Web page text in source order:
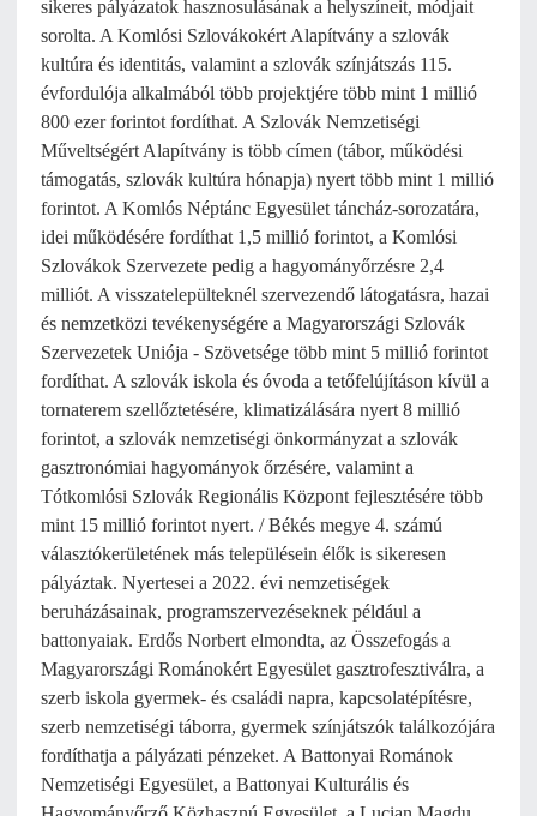
sikeres pályázatok hasznosulásának a helyszíneit, módjait
sorolta. A Komlósi Szlovákokért Alapítvány a szlovák
kultúra és identitás, valamint a szlovák színjátszás 115.
évfordulója alkalmából több projektjére több mint 1 millió
800 ezer forintot fordíthat. A Szlovák Nemzetiségi
Műveltségért Alapítvány is több címen (tábor, működési
támogatás, szlovák kultúra hónapja) nyert több mint 1 millió
forintot. A Komlós Néptánc Egyesület táncház-sorozatára,
idei működésére fordíthat 1,5 millió forintot, a Komlósi
Szlovákok Szervezete pedig a hagyományőrzésre 2,4
milliót. A visszatelepülteknél szervezendő látogatásra, hazai
és nemzetközi tevékenységére a Magyarországi Szlovák
Szervezetek Uniója - Szövetsége több mint 5 millió forintot
fordíthat. A szlovák iskola és óvoda a tetőfelújításon kívül a
tornaterem szellőztetésére, klimatizálására nyert 8 millió
forintot, a szlovák nemzetiségi önkormányzat a szlovák
gasztronómiai hagyományok őrzésére, valamint a
Tótkomlósi Szlovák Regionális Központ fejlesztésére több
mint 15 millió forintot nyert. / Békés megye 4. számú
választókerületének más településein élők is sikeresen
pályáztak. Nyertesei a 2022. évi nemzetiségek
beruházásainak, programszervezéseknek például a
battonyaiak. Erdős Norbert elmondta, az Összefogás a
Magyarországi Románokért Egyesület gasztrofesztiválra, a
szerb iskola gyermek- és családi napra, kapcsolatépítésre,
szerb nemzetiségi táborra, gyermek színjátszók találkozójára
fordíthatja a pályázati pénzeket. A Battonyai Románok
Nemzetiségi Egyesület, a Battonyai Kulturális és